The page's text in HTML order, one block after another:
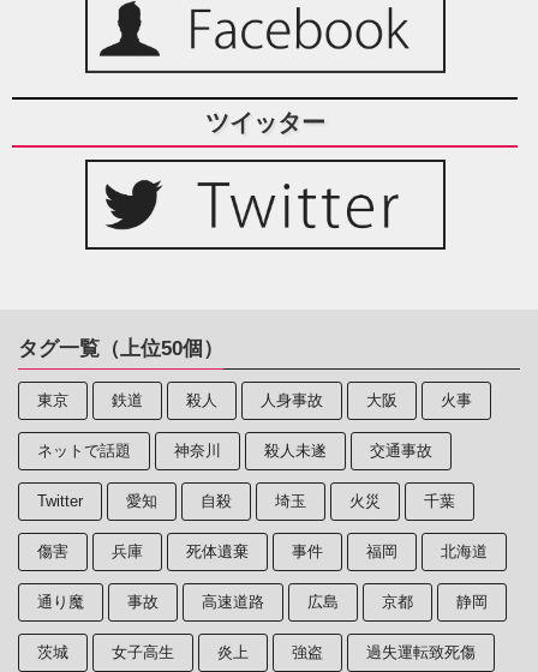
ツイッター
タグ一覧（上位50個）
東京 鉄道 殺人 人身事故 大阪 火事
ネットで話題 神奈川 殺人未遂 交通事故
Twitter 愛知 自殺 埼玉 火災 千葉
傷害 兵庫 死体遺棄 事件 福岡 北海道
通り魔 事故 高速道路 広島 京都 静岡
茨城 女子高生 炎上 強盗 過失運転致死傷